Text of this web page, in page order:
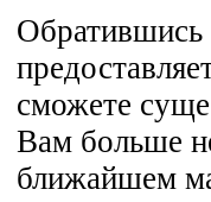
Обратившись
сможете
Вам больше
ближайшем